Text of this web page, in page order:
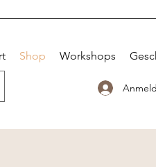
Shop Workshops